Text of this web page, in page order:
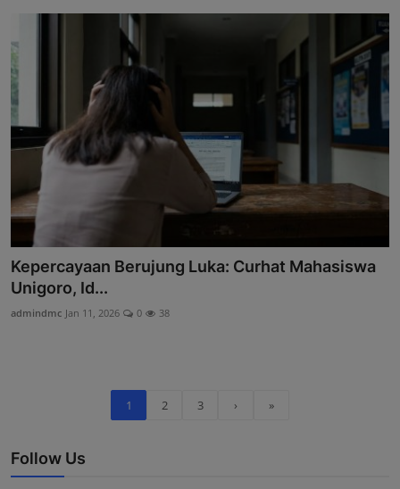
Kepercayaan Berujung Luka: Curhat Mahasiswa
Unigoro, Id...
admindmc Jan 11, 2026 0 38
1 2 3 › »
Follow Us